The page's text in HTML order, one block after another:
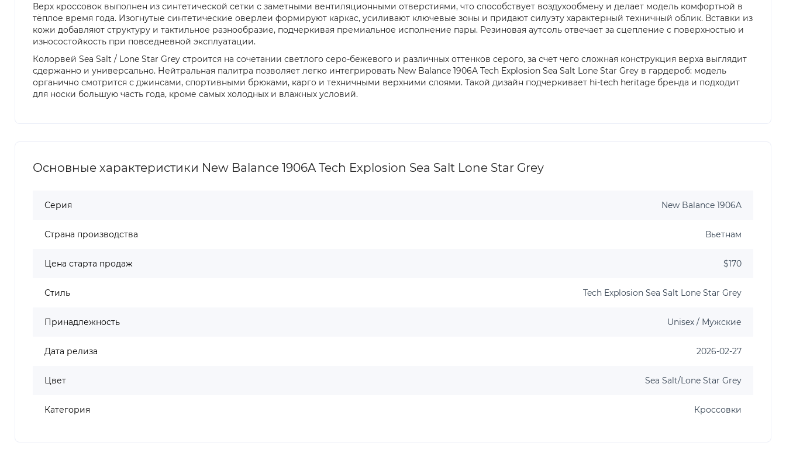
Верх кроссовок выполнен из синтетической сетки с заметными вентиляционными отверстиями, что способствует воздухообмену и делает модель комфортной в
тёплое время года. Изогнутые синтетические оверлеи формируют каркас, усиливают ключевые зоны и придают силуэту характерный техничный облик. Вставки из
кожи добавляют структуру и тактильное разнообразие, подчеркивая премиальное исполнение пары. Резиновая аутсоль отвечает за сцепление с поверхностью и
износостойкость при повседневной эксплуатации.
Колорвей Sea Salt / Lone Star Grey строится на сочетании светлого серо-бежевого и различных оттенков серого, за счет чего сложная конструкция верха выглядит
сдержанно и универсально. Нейтральная палитра позволяет легко интегрировать New Balance 1906A Tech Explosion Sea Salt Lone Star Grey в гардероб: модель
органично смотрится с джинсами, спортивными брюками, карго и техничными верхними слоями. Такой дизайн подчеркивает hi-tech heritage бренда и подходит
для носки большую часть года, кроме самых холодных и влажных условий.
Основные характеристики New Balance 1906A Tech Explosion Sea Salt Lone Star Grey
Серия New Balance 1906A
Страна производства Вьетнам
Цена старта продаж $170
Стиль Tech Explosion Sea Salt Lone Star Grey
Принадлежность Unisex / Мужские
Дата релиза 2026-02-27
Цвет Sea Salt/Lone Star Grey
Категория Кроссовки